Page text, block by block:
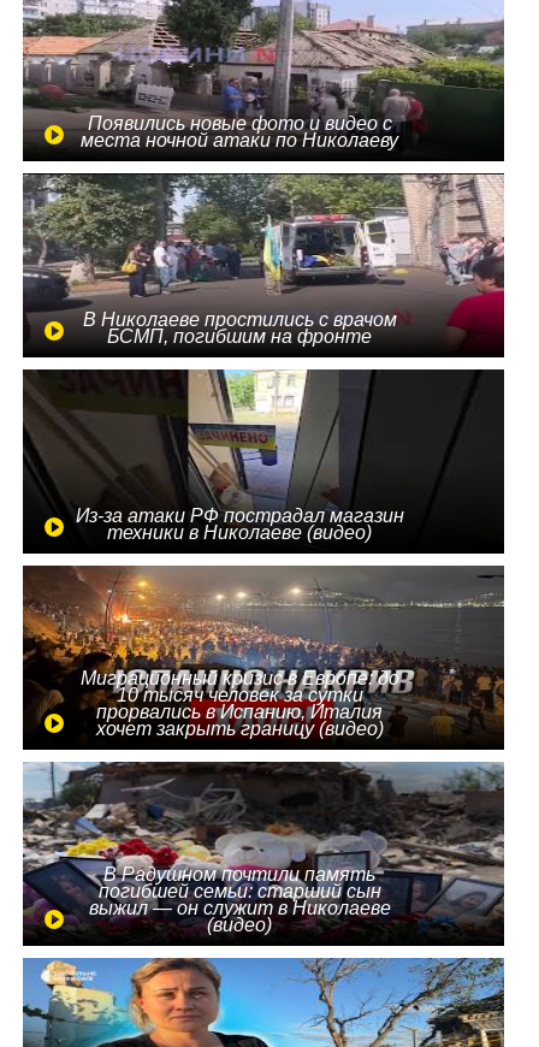
Появились новые фото и видео с
места ночной атаки по Николаеву
В Николаеве простились с врачом
БСМП, погибшим на фронте
Из-за атаки РФ пострадал магазин
техники в Николаеве (видео)
Миграционный кризис в Европе: до
10 тысяч человек за сутки
прорвались в Испанию, Италия
хочет закрыть границу (видео)
В Радушном почтили память
погибшей семьи: старший сын
выжил — он служит в Николаеве
(видео)